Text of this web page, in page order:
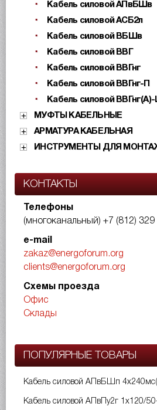
Кабель силовой АПвБШв
Кабель силовой АСБ2л
Кабель силовой ВБШв
Кабель силовой ВВГ
Кабель силовой ВВГнг
Кабель силовой ВВГнг-П
Кабель силовой ВВГнг(А)-
МУФТЫ КАБЕЛЬНЫЕ
АРМАТУРА КАБЕЛЬНАЯ
ИНСТРУМЕНТЫ ДЛЯ
КОНТАКТЫ
Телефоны
(многоканальный) +7 (812) 329
e-mail
zakaz@energoforum.org
clients@energoforum.org
Схемы проезда
Офис
Склады
ПОПУЛЯРНЫЕ ТОВАРЫ
Кабель силовой АПвБШп
Кабель силовой АПвПу2г 1х120/